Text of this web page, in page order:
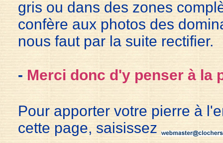
gris ou dans des zones
confère aux photos des
nous faut par la suite rectifier.
- Merci donc d'y penser à la
Pour apporter votre pierre à
cette page, saisissez